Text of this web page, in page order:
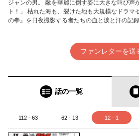
ジャンの男。 敵を華麗に倒す姿に大きな叫び声
ト！」 枯れた海も、裂けた地も大規模なドラマ
の拳』を日夜撮影する者たちの血と涙と汗の記録
ファンレターを送
話の一覧
112 - 63 62 - 13 12 - 1